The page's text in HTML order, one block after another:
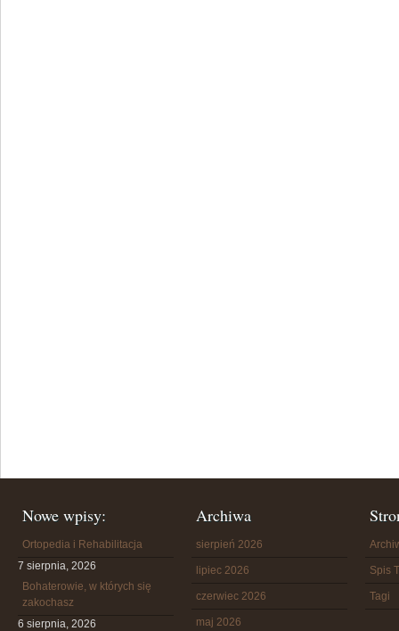
Nowe wpisy:
Ortopedia i Rehabilitacja
7 sierpnia, 2026
Bohaterowie, w których się
zakochasz
6 sierpnia, 2026
Archiwa
sierpień 2026
lipiec 2026
czerwiec 2026
maj 2026
Spis
Tagi